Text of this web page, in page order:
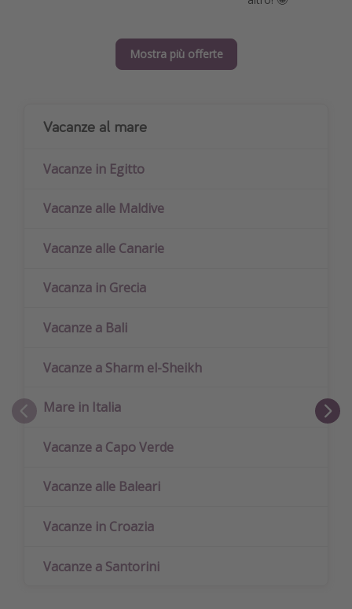
Mostra più offerte
Vacanze al mare
Vacanze in Egitto
Vacanze alle Maldive
Vacanze alle Canarie
Vacanza in Grecia
Vacanze a Bali
Vacanze a Sharm el-Sheikh
Mare in Italia
Vacanze a Capo Verde
Vacanze alle Baleari
Vacanze in Croazia
Vacanze a Santorini